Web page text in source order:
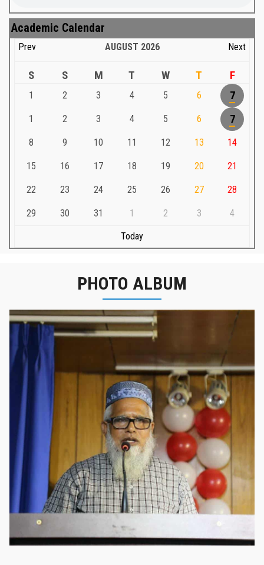
Academic Calendar
Prev AUGUST 2026 Next
S S M T W T F
1 2 3 4 5 6 7
1 2 3 4 5 6 7
8 9 10 11 12 13 14
15 16 17 18 19 20 21
22 23 24 25 26 27 28
29 30 31 1 2 3 4
Today
PHOTO ALBUM
নবীনবরণ - ২০২৫